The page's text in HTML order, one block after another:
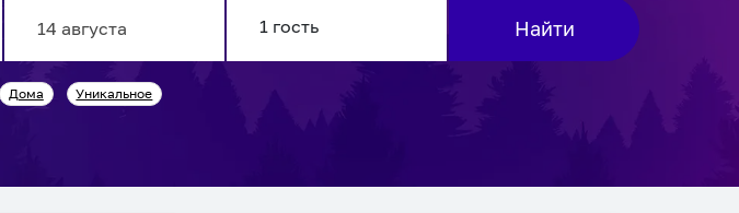
backward
Найти
Дома Уникальное